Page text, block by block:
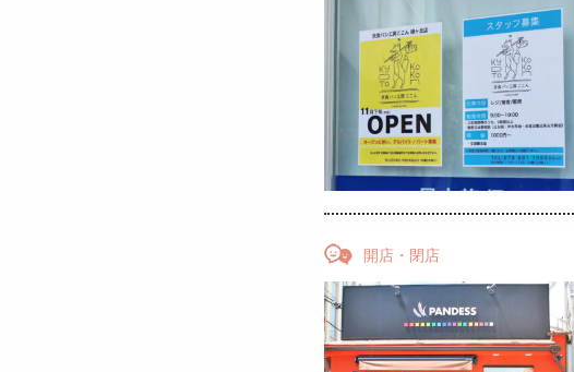
開店・閉店